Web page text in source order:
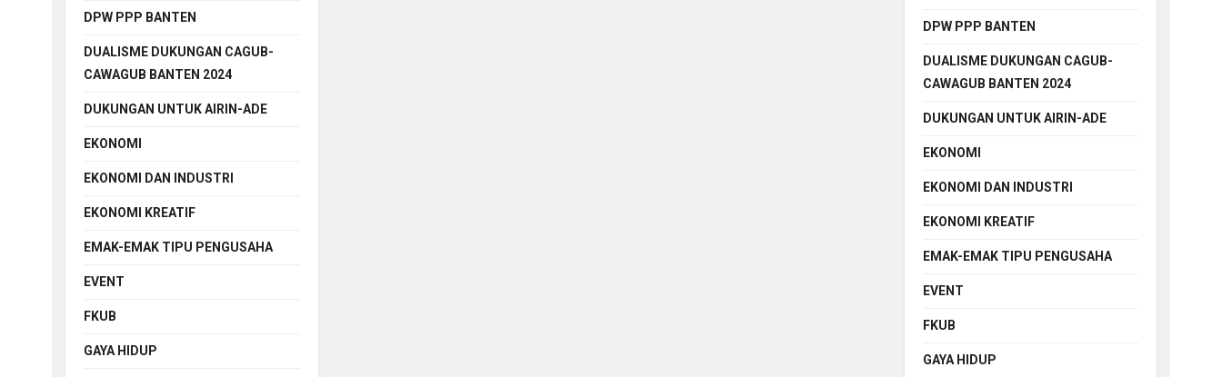
DPW PPP BANTEN
DUALISME DUKUNGAN CAGUB-
CAWAGUB BANTEN 2024
DUKUNGAN UNTUK AIRIN-ADE
EKONOMI
EKONOMI DAN INDUSTRI
EKONOMI KREATIF
EMAK-EMAK TIPU PENGUSAHA
EVENT
FKUB
GAYA HIDUP
DPW PPP BANTEN
DUALISME DUKUNGAN CAGUB-
CAWAGUB BANTEN 2024
DUKUNGAN UNTUK AIRIN-ADE
EKONOMI
EKONOMI DAN INDUSTRI
EKONOMI KREATIF
EMAK-EMAK TIPU PENGUSAHA
EVENT
FKUB
GAYA HIDUP